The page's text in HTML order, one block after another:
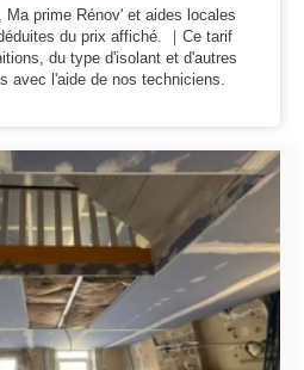
Ma prime Rénov' et aides locales
du prix affiché. ｜Ce tarif
du type d'isolant et d'autres
avec l'aide de nos techniciens.